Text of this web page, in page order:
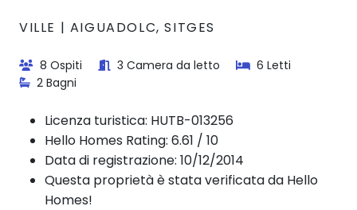
VILLE | AIGUADOLC, SITGES
8 Ospiti 3 Camera da letto
6 Letti
2 Bagni
Licenza turistica: HUTB-013256
Hello Homes Rating: 6.61 / 10
Data di registrazione: 10/12/2014
Questa proprietà è stata verificata da Hello
Homes!